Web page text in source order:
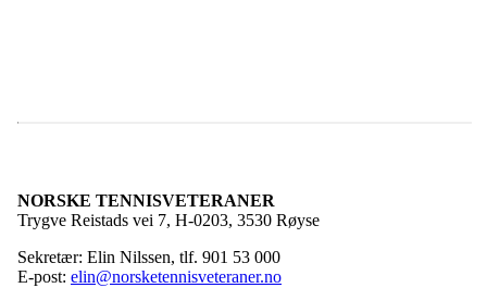
NORSKE TENNISVETERANER
Trygve Reistads vei 7, H-0203, 3530 Røyse
Sekretær: Elin Nilssen, tlf. 901 53 000
E-post: elin@norsketennisveteraner.no